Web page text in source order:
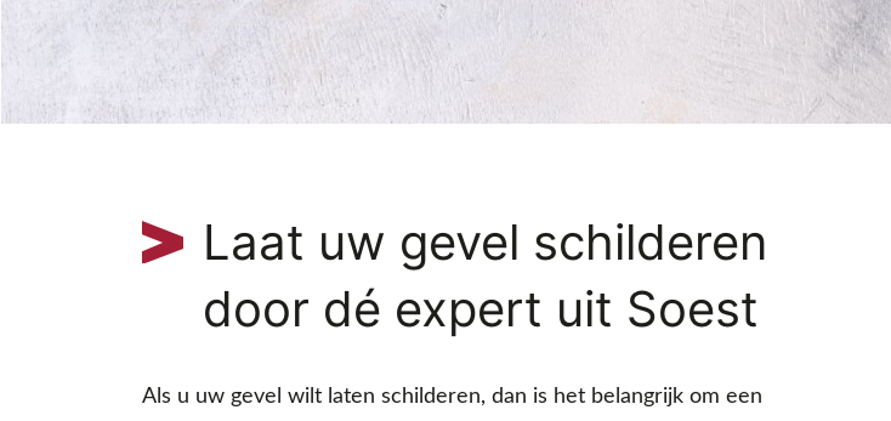
Laat uw gevel schilderen
door dé expert uit Soest
Als u uw gevel wilt laten schilderen, dan is het belangrijk om een